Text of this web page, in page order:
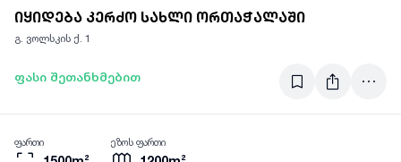
იყიდება კერძო სახლი ორთაჭალაში
გ. ვოლსკის ქ. 1
ფასი შეთანხმებით
ფართი ეზოს ფართი